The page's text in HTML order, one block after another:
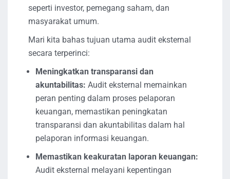
seperti investor, pemegang saham, dan
masyarakat umum.
Mari kita bahas tujuan utama audit eksternal
secara terperinci:
Meningkatkan transparansi dan
akuntabilitas: Audit eksternal memainkan
peran penting dalam proses pelaporan
keuangan, memastikan peningkatan
transparansi dan akuntabilitas dalam hal
pelaporan informasi keuangan.
Memastikan keakuratan laporan keuangan:
Audit eksternal melayani kepentingan